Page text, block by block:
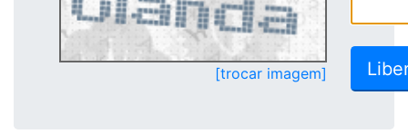
[trocar imagem]